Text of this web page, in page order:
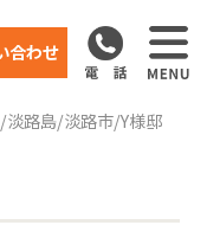
合わせ
淡路島/淡路市/Y様邸